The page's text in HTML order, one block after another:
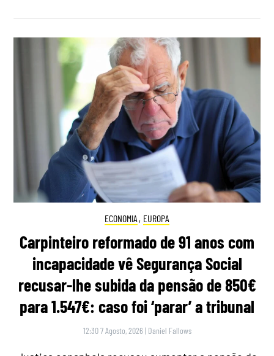
ECONOMIA , EUROPA
Carpinteiro reformado de 91 anos com
incapacidade vê Segurança Social
recusar-lhe subida da pensão de 850€
para 1.547€: caso foi ‘parar’ a tribunal
12:30 7 Agosto, 2026 | Daniel Fallows